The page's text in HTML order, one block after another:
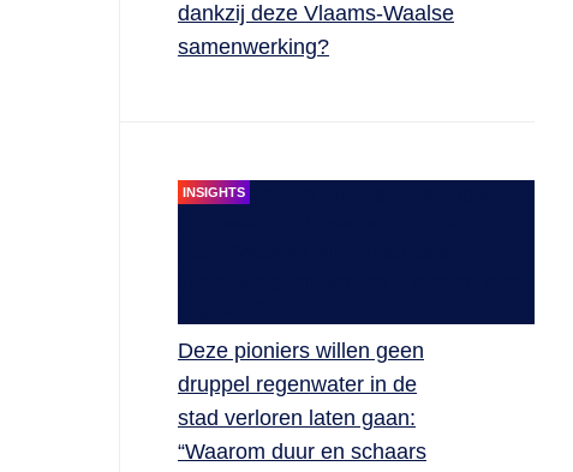
dankzij deze Vlaams-Waalse
samenwerking?
INSIGHTS
Deze pioniers willen geen
druppel regenwater in de
stad verloren laten gaan:
“Waarom duur en schaars